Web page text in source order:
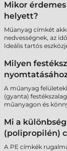
Mikor
helyett?
Műanyag címkét
nedvességnek, az
Ideális tartós
Milyen
A műanyag
(gyanta)
műanyagon és
Mi a
(polipropilén)
A PE címkék